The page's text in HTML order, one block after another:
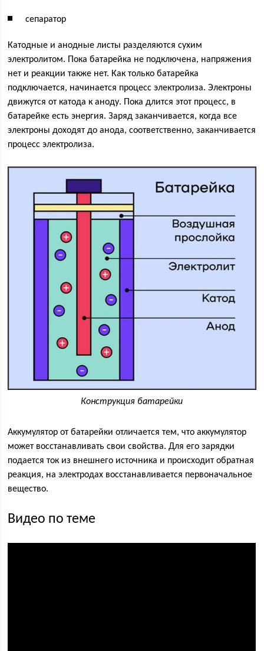
сепаратор
Катодные и анодные листы разделяются сухим
электролитом. Пока батарейка не подключена, напряжения
нет и реакции также нет. Как только батарейка
подключается, начинается процесс электролиза. Электроны
движутся от катода к аноду. Пока длится этот процесс, в
батарейке есть энергия. Заряд заканчивается, когда все
электроны доходят до анода, соответственно, заканчивается
процесс электролиза.
Конструкция батарейки
Аккумулятор от батарейки отличается тем, что аккумулятор
может восстанавливать свои свойства. Для его зарядки
подается ток из внешнего источника и происходит обратная
реакция, на электродах восстанавливается первоначальное
вещество.
Видео по теме